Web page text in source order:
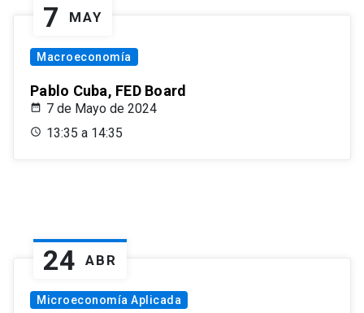
7 MAY
Macroeconomía
Pablo Cuba, FED Board
7 de Mayo de 2024
13:35 a 14:35
24 ABR
Microeconomía Aplicada